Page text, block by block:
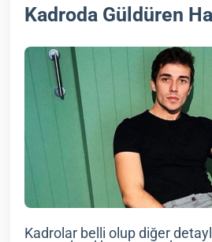
Kadroda Güldüren
Kadrolar belli olup diğer